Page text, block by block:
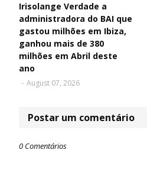
Irisolange Verdade a
administradora do BAI que
gastou milhões em Ibiza,
ganhou mais de 380
milhões em Abril deste
ano
- August 07, 2026
Postar um comentário
0 Comentários